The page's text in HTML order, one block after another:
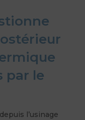
par le
l’usinage